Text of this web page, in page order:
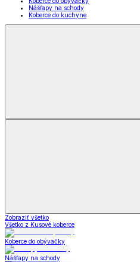
Nášľapy na schody
Koberce do kuchyne
Zobraziť všetko
Všetko z Kusové koberce
Koberce do obývačky
Nášľapy na schody